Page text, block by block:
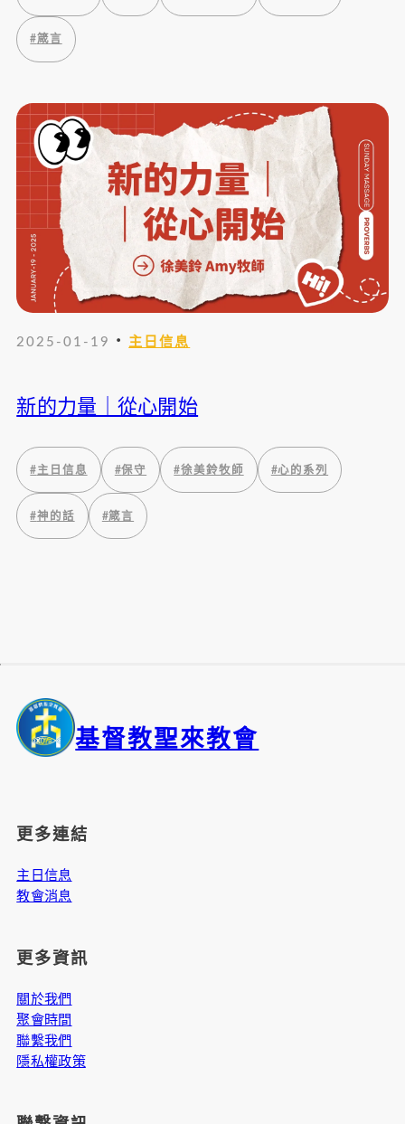
#箴言
2025-01-19 ・ 主日信息
新的力量｜從心開始
#主日信息 #保守 #徐美鈴牧師 #心的系列
#神的話 #箴言
基督教聖來教會
更多連結
主日信息
教會消息
更多資訊
關於我們
聚會時間
聯繫我們
隱私權政策